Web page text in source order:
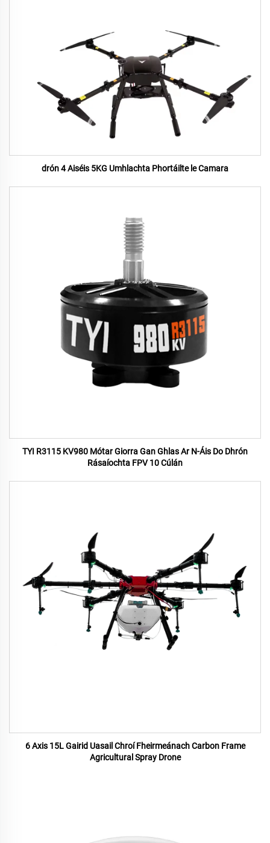
drón 4 Aiséis 5KG Umhlachta Phortáilte le Camara
TYI R3115 KV980 Mótar Giorra Gan Ghlas Ar N-Áis Do Dhrón
Rásaíochta FPV 10 Cúlán
6 Axis 15L Gairid Uasail Chroí Fheirmeánach Carbon Frame
Agricultural Spray Drone